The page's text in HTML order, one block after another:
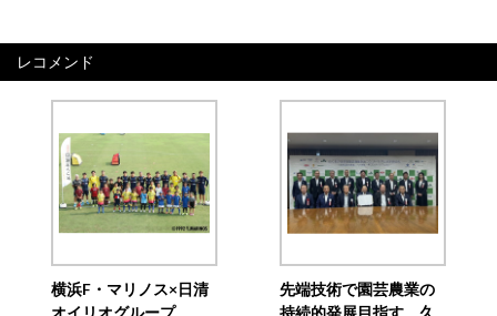
レコメンド
横浜F・マリノス×日清
先端技術で園芸農業の